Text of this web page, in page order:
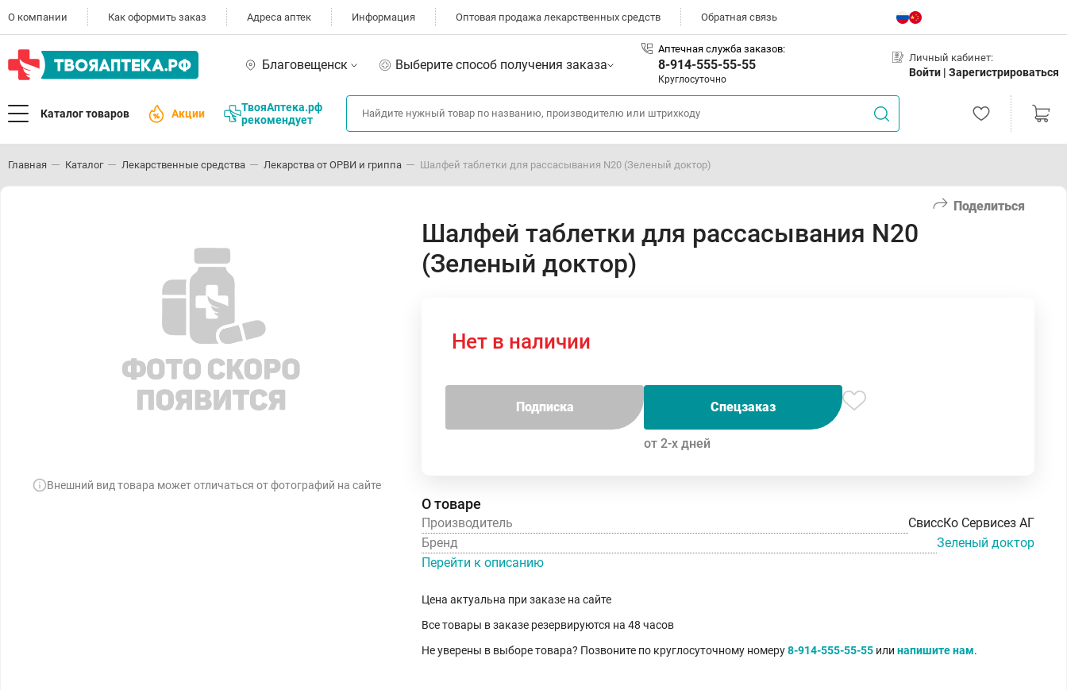
О компании Как оформить заказ Адреса аптек Информация Оптовая продажа лекарственных средств Обратная связь
Благовещенск Выберите способ получения заказа
Аптечная служба заказов:
8-914-555-55-55
Круглосуточно
Личный кабинет:
Войти | Зарегистрироваться
Каталог товаров Акции
ТвояАптека.рф
рекомендует
Главная Каталог Лекарственные средства Лекарства от ОРВИ и гриппа Шалфей таблетки для рассасывания N20 (Зеленый доктор)
Поделиться
Внешний вид товара может отличаться от фотографий на сайте
Шалфей таблетки для рассасывания N20
(Зеленый доктор)
Нет в наличии
Подписка Спецзаказ
от 2-х дней
О товаре
Производитель
СвиссКо Сервисез АГ
Бренд
Зеленый доктор
Перейти к описанию
Цена актуальна при заказе на сайте
Все товары в заказе резервируются на 48 часов
Не уверены в выборе товара? Позвоните по круглосуточному номеру8-914-555-55-55 или напишите нам.